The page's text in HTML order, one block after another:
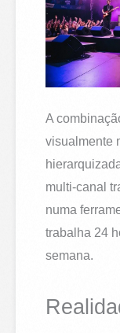
A
visualmente
multi-canal
numa
trabalha 24
semana.